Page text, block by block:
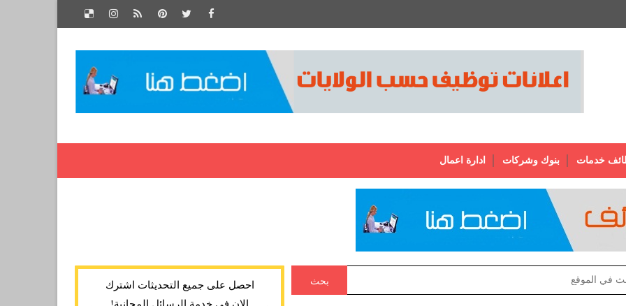
خدمات بنوك وشركات ادارة اعمال
بحث
احصل على جميع التحديثات اشترك
الان في خدمة الرسائل المجانية!